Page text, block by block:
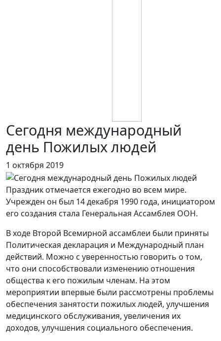
Сегодня международный
день Пожилых людей
1 октября 2019
Праздник отмечается ежегодно во всем мире.
Учрежден он был 14 декабря 1990 года, инициатором
его создания стала Генеральная Ассамблея ООН.
В ходе Второй Всемирной ассамблеи были приняты
Политическая декларация и Международный план
действий. Можно с уверенностью говорить о том,
что они способствовали изменению отношения
общества к его пожилым членам. На этом
мероприятии впервые были рассмотрены проблемы
обеспечения занятости пожилых людей, улучшения
медицинского обслуживания, увеличения их
доходов, улучшения социального обеспечения.